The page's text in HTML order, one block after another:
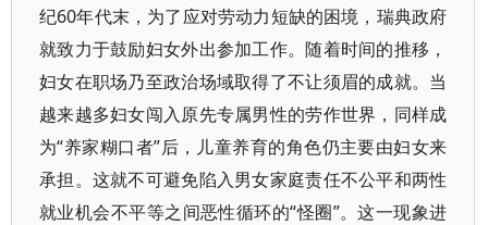
纪60年代末，为了应对劳动力短缺的困境，瑞典政府
就致力于鼓励妇女外出参加工作。随着时间的推移，
妇女在职场乃至政治场域取得了不让须眉的成就。当
越来越多妇女闯入原先专属男性的劳作世界，同样成
为“养家糊口者”后，儿童养育的角色仍主要由妇女来
承担。这就不可避免陷入男女家庭责任不公平和两性
就业机会不平等之间恶性循环的“怪圈”。这一现象进